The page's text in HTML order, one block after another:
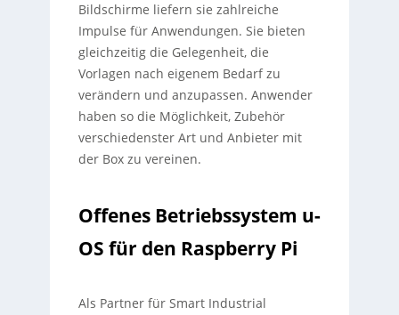
Bildschirme liefern sie zahlreiche
Impulse für Anwendungen. Sie bieten
gleichzeitig die Gelegenheit, die
Vorlagen nach eigenem Bedarf zu
verändern und anzupassen. Anwender
haben so die Möglichkeit, Zubehör
verschiedenster Art und Anbieter mit
der Box zu vereinen.
Offenes Betriebssystem u-
OS für den Raspberry Pi
Als Partner für Smart Industrial